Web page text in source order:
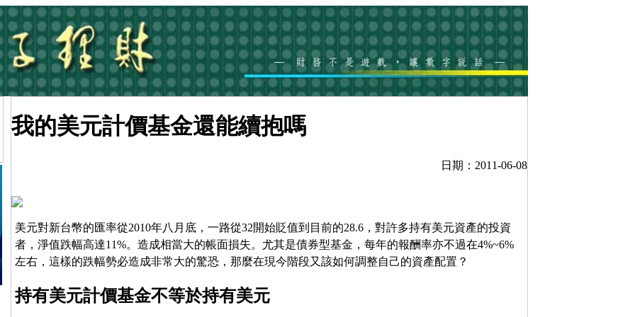
我的美元計價基金還能續抱嗎
日期：2011-06-08
美元對新台幣的匯率從2010年八月底，一路從32開始貶值到目前的28.6，對許多持有美元資產的投資
者，淨值跌幅高達11%。造成相當大的帳面損失。尤其是債券型基金，每年的報酬率亦不過在4%~6%
左右，這樣的跌幅勢必造成非常大的驚恐，那麼在現今階段又該如何調整自己的資產配置？
持有美元計價基金不等於持有美元